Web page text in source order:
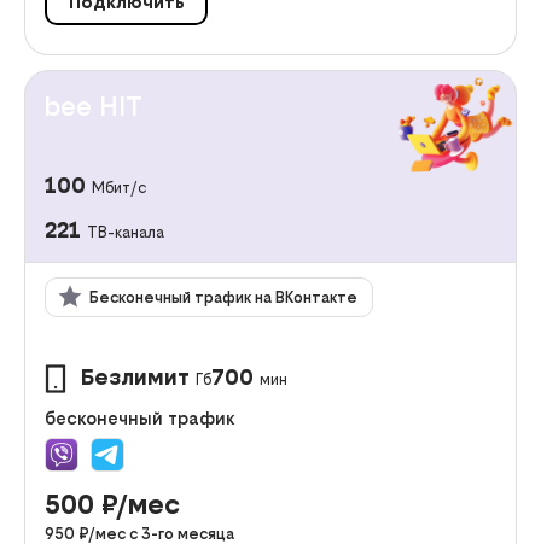
bee HIT
100 Мбит/с
221 ТВ-канала
Бесконечный трафик на ВКонтакте
Безлимит Гб700 мин
бесконечный трафик
500 ₽/мес
950 ₽/мес с 3-го месяца